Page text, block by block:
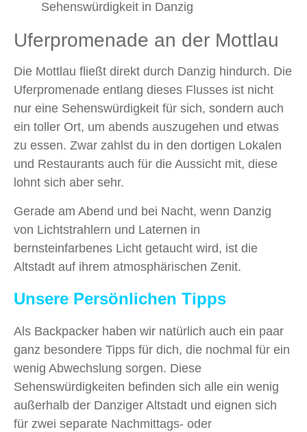
Uferpromenade an der Mottlau
Die Mottlau fließt direkt durch Danzig hindurch. Die
Uferpromenade entlang dieses Flusses ist nicht
nur eine Sehenswürdigkeit für sich, sondern auch
ein toller Ort, um abends auszugehen und etwas
zu essen. Zwar zahlst du in den dortigen Lokalen
und Restaurants auch für die Aussicht mit, diese
lohnt sich aber sehr.
Gerade am Abend und bei Nacht, wenn Danzig
von Lichtstrahlern und Laternen in
bernsteinfarbenes Licht getaucht wird, ist die
Altstadt auf ihrem atmosphärischen Zenit.
Unsere Persönlichen Tipps
Als Backpacker haben wir natürlich auch ein paar
ganz besondere Tipps für dich, die nochmal für ein
wenig Abwechslung sorgen. Diese
Sehenswürdigkeiten befinden sich alle ein wenig
außerhalb der Danziger Altstadt und eignen sich
für zwei separate Nachmittags- oder